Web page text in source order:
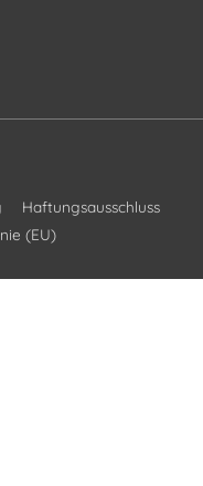
Haftungsausschluss
(EU)